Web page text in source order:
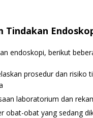
Tindakan
endoskopi, berikut
prosedur dan risiko
laboratorium dan
obat-obat yang sedang